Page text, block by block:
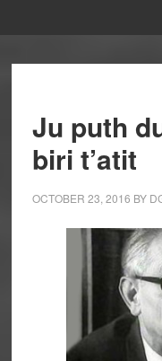
Ju puth
biri t’atit
OCTOBER 23, 2016 BY